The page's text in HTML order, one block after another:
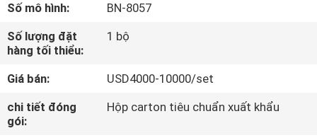
VỀ
CHÚNG
TÔI
THAM
Số mô hình:
BN-8057
Số lượng đặt
hàng tối thiểu:
1 bộ
Giá bán:
USD4000-10000/set
chi tiết đóng
gói:
Hộp carton tiêu chuẩn xuất khẩu